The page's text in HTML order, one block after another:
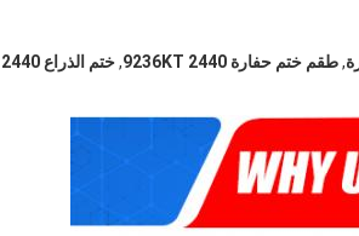
,طقم ختم حفارة 2440 9236KT ,ختم الذراع 2440 9236KT